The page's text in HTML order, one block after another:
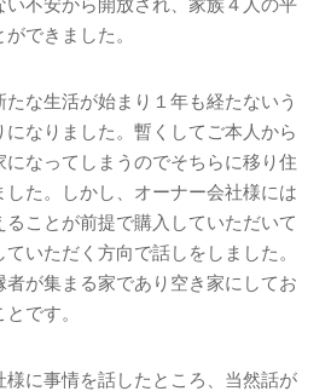
不安から開放され、家族４人の平
できました。
な生活が始まり１年も経たないう
なりました。暫くしてご本人から
なってしまうのでそちらに移り住
た。しかし、オーナー会社様には
ことが前提で購入していただいて
いただく方向で話しをしました。
者が集まる家であり空き家にしてお
です。
に事情を話したところ、当然話が